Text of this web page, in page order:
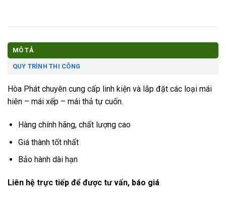
MÔ TẢ
QUY TRÌNH THI CÔNG
Hòa Phát chuyên cung cấp linh kiện và lắp đặt các loại mái
hiên – mái xếp – mái thả tự cuốn.
Hàng chính hãng, chất lượng cao
Giá thành tốt nhất
Bảo hành dài hạn
Liên hệ trực tiếp để được tư vấn, báo giá